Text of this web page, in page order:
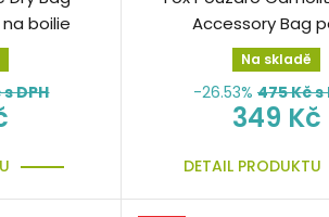
boilie
DPH
Accessory Bag
Na skladě
-26.53% 475Kč s
349 Kč
DETAIL PRODUKTU